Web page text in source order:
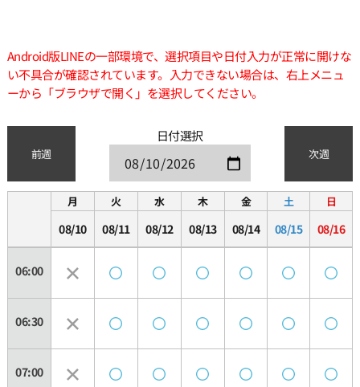
Android版LINEの一部環境で、選択項目や日付入力が正常に開けな
い不具合が確認されています。入力できない場合は、右上メニュ
ーから「ブラウザで開く」を選択してください。
前週
日付選択
次週
月
08/10
火
08/11
水
08/12
木
08/13
金
08/14
土
08/15
日
08/16
06:00
06:30
07:00